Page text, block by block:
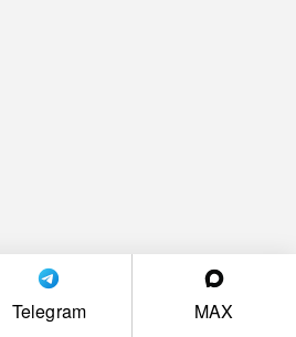
Telegram MAX